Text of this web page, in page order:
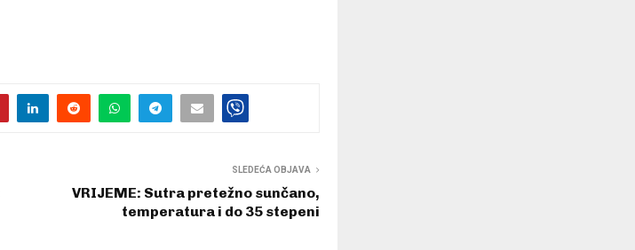
SLEDEĆA OBJAVA
VRIJEME: Sutra pretežno sunčano,
temperatura i do 35 stepeni